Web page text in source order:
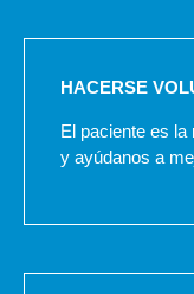
HACERSE
El paciente es
y ayúdanos a